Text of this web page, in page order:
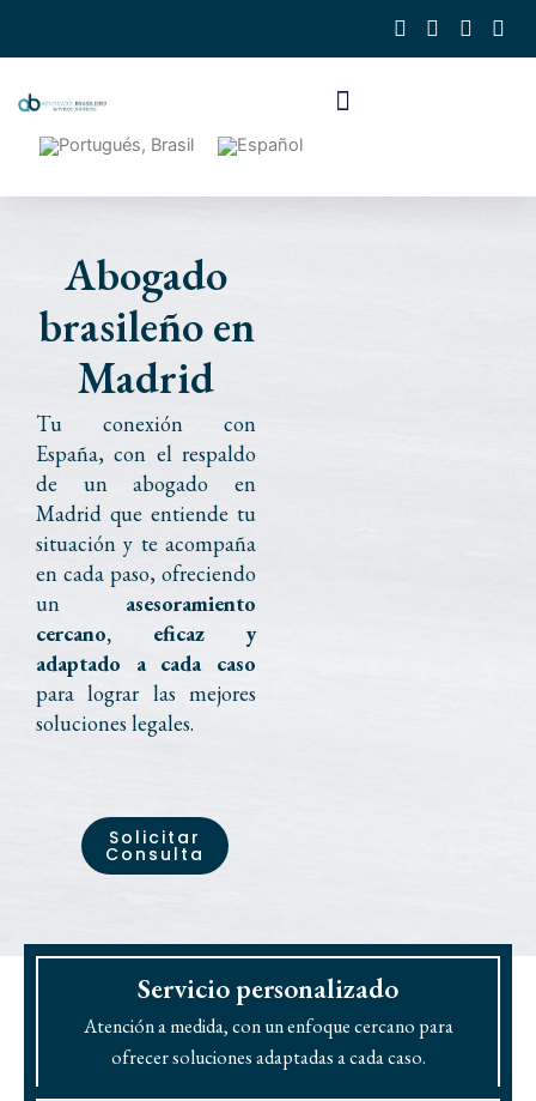
Abogado
brasileño en
Madrid
Tu conexión con
España, con el respaldo
de un abogado en
Madrid que entiende tu
situación y te acompaña
en cada paso, ofreciendo
un asesoramiento
cercano, eficaz y
adaptado a cada caso
para lograr las mejores
soluciones legales.
Solicitar
Consulta
Servicio personalizado
Atención a medida, con un enfoque cercano para
ofrecer soluciones adaptadas a cada caso.